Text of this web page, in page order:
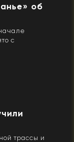
об
с
трассы и